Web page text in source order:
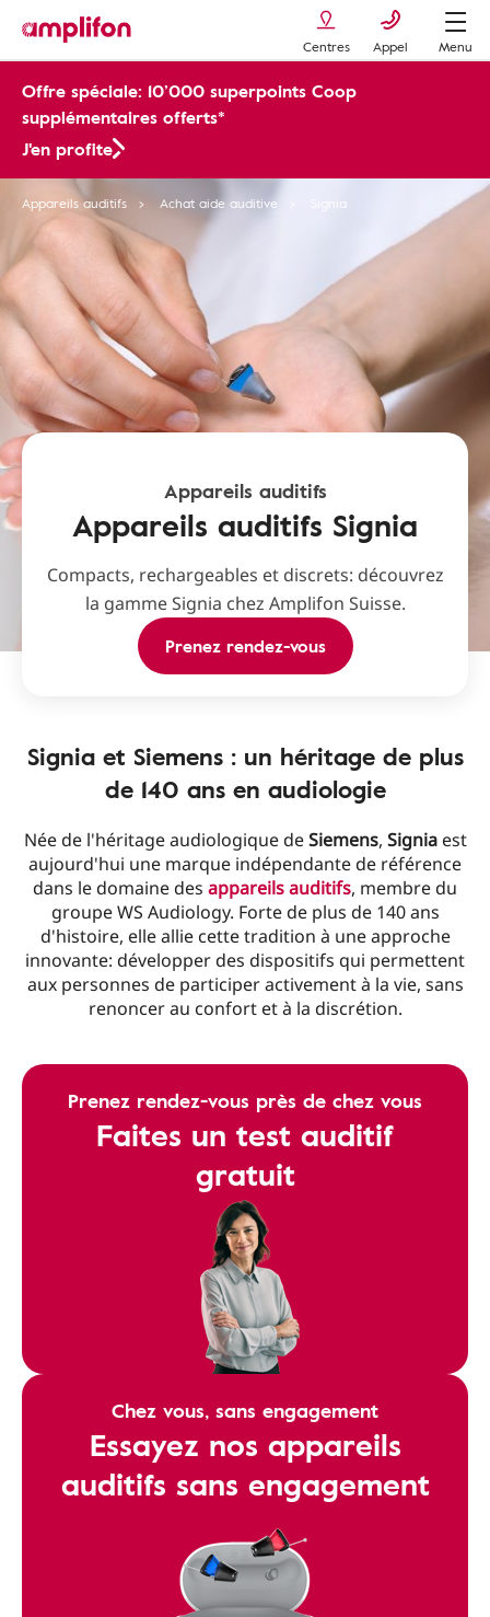
Centres Appel Menu
Offre spéciale: 10’000 superpoints Coop
supplémentaires offerts*
J'en profite
Appareils auditifs Achat aide auditive Signia
Appareils auditifs
Appareils auditifs Signia
Compacts, rechargeables et discrets: découvrez
la gamme Signia chez Amplifon Suisse.
Prenez rendez-vous
Signia et Siemens : un héritage de plus
de 140 ans en audiologie
Née de l'héritage audiologique deSiemens, Signia est
aujourd'hui une marque indépendante de référence
dans le domaine des appareils auditifs, membre du
groupe WS Audiology. Forte de plus de 140 ans
d'histoire, elle allie cette tradition à une approche
innovante: développer des dispositifs qui permettent
aux personnes de participer activement à la vie, sans
renoncer au confort et à la discrétion.
Prenez rendez-vous près de chez vous
Faites un test auditif
gratuit
Chez vous, sans engagement
Essayez nos appareils
auditifs sans engagement